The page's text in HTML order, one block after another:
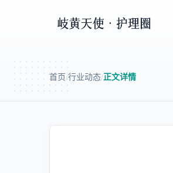
首页/行业动态/正文详情